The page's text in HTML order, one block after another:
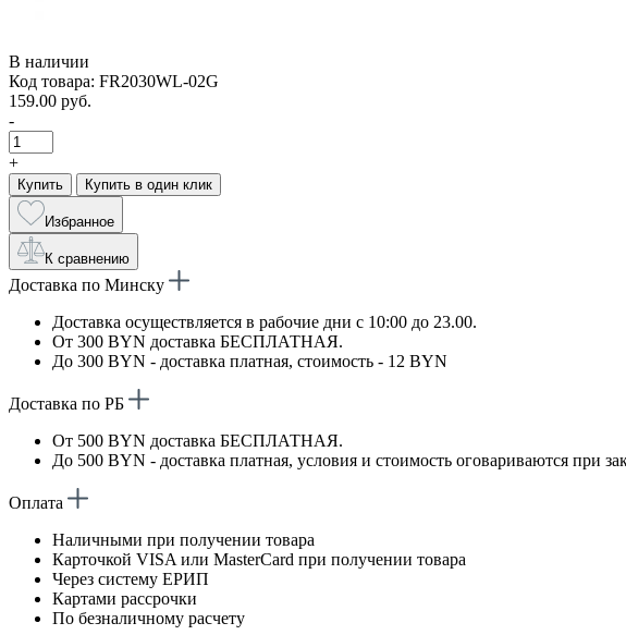
В наличии
Код товара: FR2030WL-02G
159.00 руб.
-
+
Купить Купить в один клик
Избранное
К сравнению
Доставка по Минску
Доставка осуществляется в рабочие дни с 10:00 до 23.00.
От 300 BYN доставка БЕСПЛАТНАЯ.
До 300 BYN - доставка платная, стоимость - 12 BYN
Доставка по РБ
От 500 BYN доставка БЕСПЛАТНАЯ.
До 500 BYN - доставка платная, условия и стоимость оговариваются при
Оплата
Наличными при получении товара
Карточкой VISA или MasterCard при получении товара
Через систему ЕРИП
Картами рассрочки
По безналичному расчету